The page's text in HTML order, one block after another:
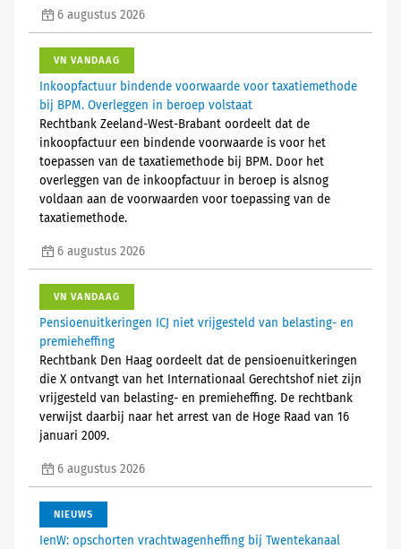
6 augustus 2026
VN VANDAAG
Inkoopfactuur bindende voorwaarde voor taxatiemethode
bij BPM. Overleggen in beroep volstaat
Rechtbank Zeeland-West-Brabant oordeelt dat de
inkoopfactuur een bindende voorwaarde is voor het
toepassen van de taxatiemethode bij BPM. Door het
overleggen van de inkoopfactuur in beroep is alsnog
voldaan aan de voorwaarden voor toepassing van de
taxatiemethode.
6 augustus 2026
VN VANDAAG
Pensioenuitkeringen ICJ niet vrijgesteld van belasting- en
premieheffing
Rechtbank Den Haag oordeelt dat de pensioenuitkeringen
die X ontvangt van het Internationaal Gerechtshof niet zijn
vrijgesteld van belasting- en premieheffing. De rechtbank
verwijst daarbij naar het arrest van de Hoge Raad van 16
januari 2009.
6 augustus 2026
NIEUWS
IenW: opschorten vrachtwagenheffing bij Twentekanaal